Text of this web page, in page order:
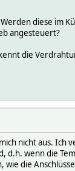
diese im
angesteuert?
die
nicht aus. Ich
d.h. wenn die
wie die